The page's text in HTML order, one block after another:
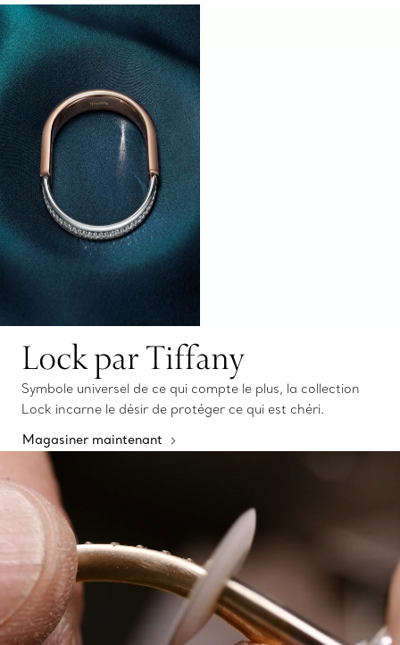
Lock par Tiffany
Symbole universel de ce qui compte le plus, la collection
Lock incarne le désir de protéger ce qui est chéri.
Magasiner maintenant